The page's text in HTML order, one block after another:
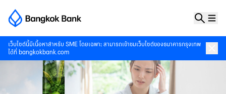
เว็บไซต์นี้มีเนื้อหาสำหรับ SME โดยเฉพาะ สามารถเข้าชมเว็บไซต์ของธนาคารกรุงเทพ
ได้ที่ bangkokbank.com